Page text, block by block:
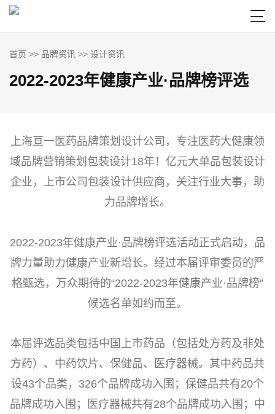

首页 >> 品牌资讯 >> 设计资讯
2022-2023年健康产业·品牌榜评选
上海亘一医药品牌策划设计公司，专注医药大健康领
域品牌营销策划包装设计18年！亿元大单品包装设计
企业，上市公司包装设计供应商，关注行业大事，助
力品牌增长。
2022-2023年健康产业·品牌榜评选活动正式启动，品
牌力量助力健康产业新增长。经过本届评审委员的严
格甄选，万众期待的“2022-2023年健康产业·品牌榜”
候选名单如约而至。
本届评选品类包括中国上市药品（包括处方药及非处
方药）、中药饮片、保健品、医疗器械。其中药品共
设43个品类，326个品牌成功入围；保健品共有20个
品牌成功入围；医疗器械共有28个品牌成功入围；中